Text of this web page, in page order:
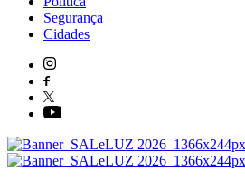
Segurança
Cidades